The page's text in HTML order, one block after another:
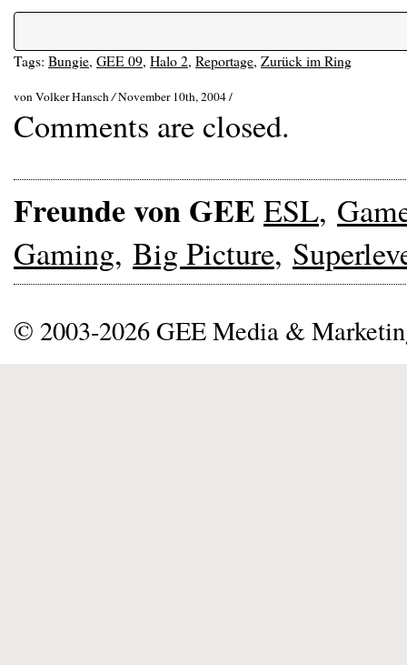
Tags: Bungie, GEE 09, Halo 2, Reportage, Zurück im Ring
von Volker Hansch/November 10th, 2004 /
Comments are closed.
Freunde von GEE ESL,
Gaming, Big Picture,
© 2003-2026 GEE Media &